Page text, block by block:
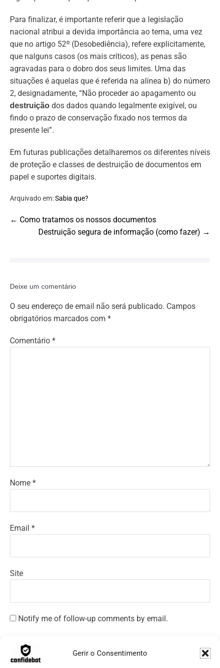
Gerir o Consentimento
Para finalizar, é importante referir que a legislação
nacional atribui a devida importância ao tema, uma vez
que no artigo 52º (Desobediência), refere explicitamente,
que nalguns casos (os mais críticos), as penas são
agravadas para o dobro dos seus limites. Uma das
situações é aquelas que é referida na alínea b) do número
2, designadamente, “Não proceder ao apagamento ou
destruição dos dados quando legalmente exigível, ou
findo o prazo de conservação fixado nos termos da
presente lei”.
Em futuras publicações detalharemos os diferentes níveis
de proteção e classes de destruição de documentos em
papel e suportes digitais.
Arquivado em:Sabia que?
Post
Navigation
← Como tratamos os nossos documentos
Destruição segura de informação (como fazer) →
Deixe um comentário
O seu endereço de email não será publicado. Campos
obrigatórios marcados com *
Comentário *
Nome *
Email *
Site
Notify me of follow-up comments by email.